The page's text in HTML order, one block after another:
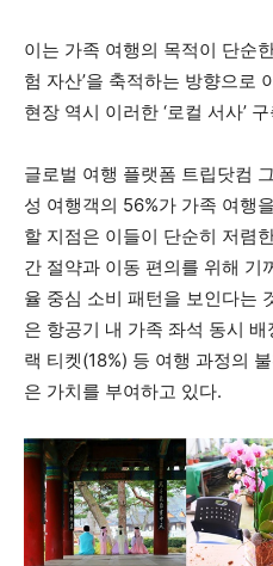
이는 가족 여행의 목적이 단순
험 자산’을 축적하는 방향으로
현장 역시 이러한 ‘로컬 서사’
글로벌 여행 플랫폼 트립닷컴
성 여행객의 56%가 가족 여행
할 지점은 이들이 단순히 저렴
간 절약과 이동 편의를 위해 기
율 중심 소비 패턴을 보인다는
은 항공기 내 가족 좌석 동시
랙 티켓(18%) 등 여행 과정의
은 가치를 부여하고 있다.